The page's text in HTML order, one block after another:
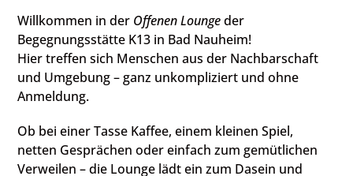
Willkommen in der Offenen Loungeder
Begegnungsstätte K13 in Bad Nauheim!
Hier treffen sich Menschen aus der Nachbarschaft
und Umgebung – ganz unkompliziert und ohne
Anmeldung.
Ob bei einer Tasse Kaffee, einem kleinen Spiel,
netten Gesprächen oder einfach zum gemütlichen
Verweilen – die Lounge lädt ein zum Dasein und